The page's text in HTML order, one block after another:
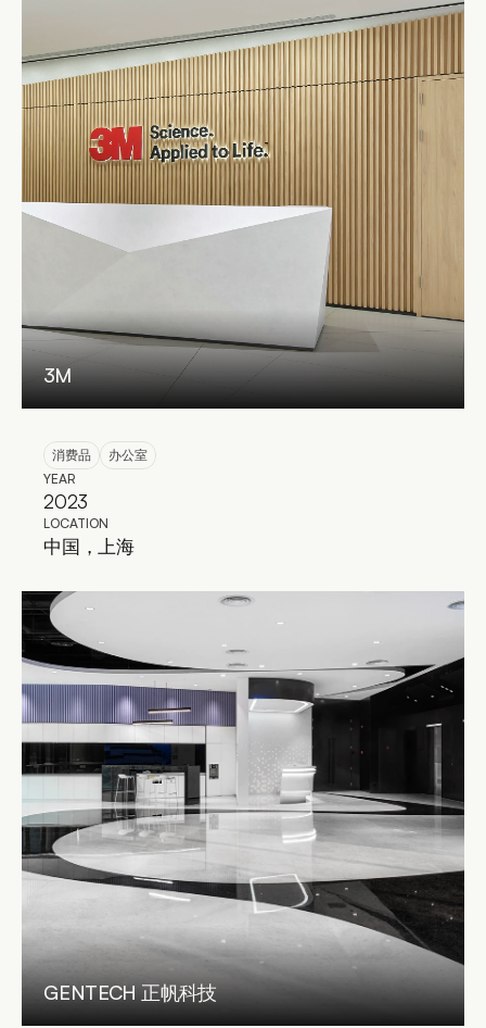
3M
消费品
办公室
YEAR
2023
LOCATION
中国，上海
GENTECH 正帆科技